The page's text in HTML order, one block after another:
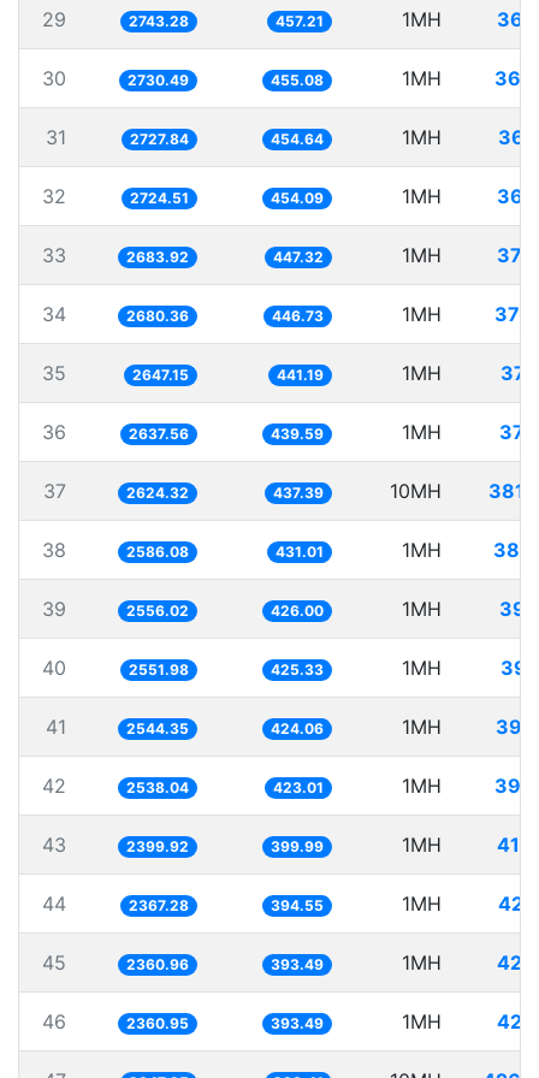
29 2743.28 457.21 1MH
30 2730.49 455.08 1MH
31 2727.84 454.64 1MH
32 2724.51 454.09 1MH
33 2683.92 447.32 1MH
34 2680.36 446.73 1MH
35 2647.15 441.19 1MH
36 2637.56 439.59 1MH
37 2624.32 437.39 10MH
38 2586.08 431.01 1MH
39 2556.02 426.00 1MH
40 2551.98 425.33 1MH
41 2544.35 424.06 1MH
42 2538.04 423.01 1MH
43 2399.92 399.99 1MH
44 2367.28 394.55 1MH
45 2360.96 393.49 1MH
46 2360.95 393.49 1MH